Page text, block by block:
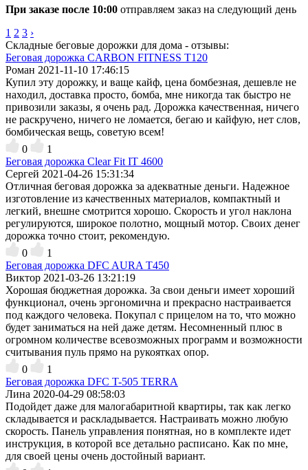
При заказе после 10:00 отправляем заказ на следующий день
1 2 3 ›
Складные беговые дорожки для дома - отзывы:
Беговая дорожка CARBON FITNESS T120
Роман 2021-11-10 17:46:15
Купил эту дорожку, и ваще кайф, цена бомбезная, дешевле не
находил, доставка просто, бомба, мне никогда так быстро не
привозили заказы, я очень рад. Дорожка качественная, ничего
не раскручено, ничего не ломается, бегаю и кайфую, нет слов,
бомбическая вещь, советую всем!
0
1
Беговая дорожка Clear Fit IT 4600
Сергей 2021-04-26 15:31:34
Отличная беговая дорожка за адекватные деньги. Надежное
изготовление из качественных материалов, компактный и
легкий, внешне смотрится хорошо. Скорость и угол наклона
регулируются, широкое полотно, мощный мотор. Своих денег
дорожка точно стоит, рекомендую.
0
1
Беговая дорожка DFC AURA T450
Виктор 2021-03-26 13:21:19
Хорошая бюджетная дорожка. За свои деньги имеет хороший
функционал, очень эргономична и прекрасно настраивается
под каждого человека. Покупал с прицелом на то, что можно
будет заниматься на ней даже детям. Несомненный плюс в
огромном количестве всевозможных программ и возможности
считывания пуль прямо на рукоятках опор.
0
1
Беговая дорожка DFC T-505 TERRA
Лина 2020-04-29 08:58:03
Подойдет даже для малогабаритной квартиры, так как легко
складывается и раскладывается. Настраивать можно любую
скорость. Панель управления понятная, но в комплекте идет
инструкция, в которой все детально расписано. Как по мне,
для своей цены очень достойный вариант.